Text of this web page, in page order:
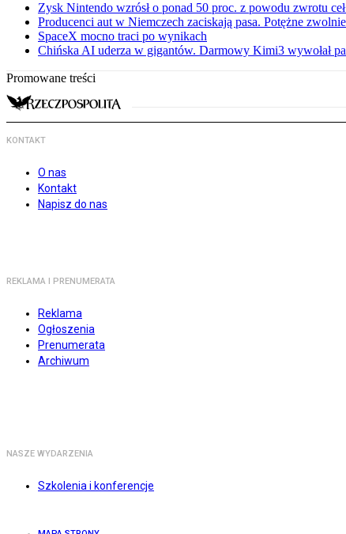
Zysk Nintendo wzrósł o ponad 50 proc. z powodu zwrotu
Producenci aut w Niemczech zaciskają pasa. Potężne
SpaceX mocno traci po wynikach
Chińska AI uderza w gigantów. Darmowy Kimi3 wywołał
Promowane treści
KONTAKT
O nas
Kontakt
Napisz do nas
REKLAMA I PRENUMERATA
Reklama
Ogłoszenia
Prenumerata
Archiwum
NASZE WYDARZENIA
Szkolenia i konferencje